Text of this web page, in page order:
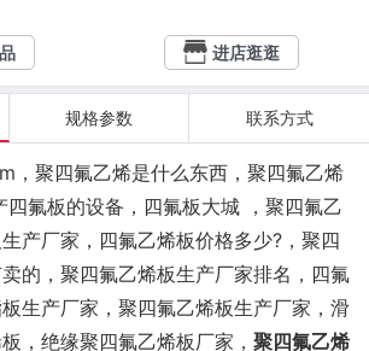
进店逛逛
规格参数 联系方式
，聚四氟乙烯是什么东西，聚四氟乙烯
四氟板的设备，四氟板大城 ，聚四氟乙
产厂家，四氟乙烯板价格多少?，聚四
的，聚四氟乙烯板生产厂家排名，四氟
生产厂家，聚四氟乙烯板生产厂家，滑
，绝缘聚四氟乙烯板厂家， 聚四氟乙烯